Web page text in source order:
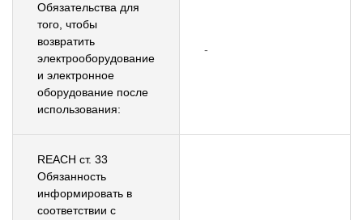
Обязательства для
того, чтобы
возвратить
электрооборудование
и электронное
оборудование после
использования:
-
REACH ст. 33
Обязанность
информировать в
соответствии с